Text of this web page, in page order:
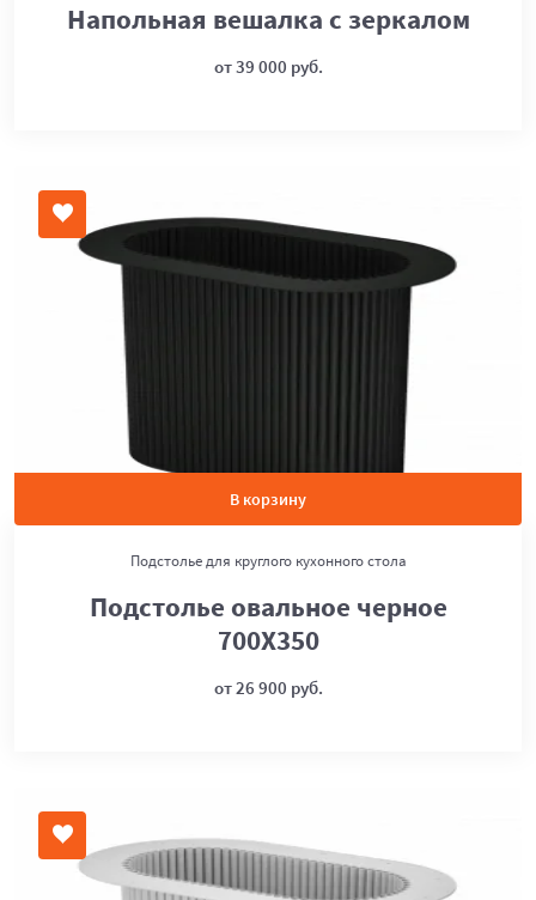
Напольная вешалка с зеркалом
от 39 000 руб.
В корзину
Подстолье для круглого кухонного стола
Подстолье овальное черное
700Х350
от 26 900 руб.